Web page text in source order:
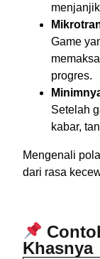
Game
progres.
Setelah
kabar,
Mengenali
dari rasa
Khasnya